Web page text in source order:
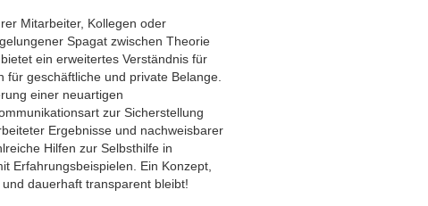
Mitarbeiter, Kollegen oder
Spagat zwischen Theorie
ein erweitertes Verständnis für
für geschäftliche und private Belange.
einer neuartigen
zur Sicherstellung
Ergebnisse und nachweisbarer
Hilfen zur Selbsthilfe in
Erfahrungsbeispielen. Ein Konzept,
dauerhaft transparent bleibt!